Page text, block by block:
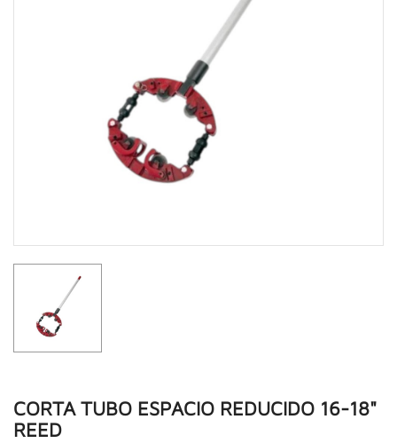
CORTA TUBO ESPACIO REDUCIDO 16-18"
REED